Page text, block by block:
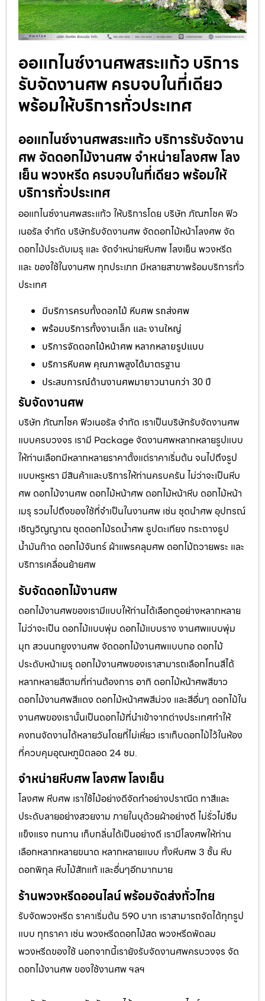
ออแกไนซ์งานศพสระแก้ว บริการ
รับจัดงานศพ ครบจบในที่เดียว
พร้อมให้บริการทั่วประเทศ
ออแกไนซ์งานศพสระแก้ว บริการรับจัดงาน
ศพ จัดดอกไม้งานศพ จำหน่ายโลงศพ โลง
เย็น พวงหรีด ครบจบในที่เดียว พร้อมให้
บริการทั่วประเทศ
ออแกไนซ์งานศพสระแก้ว ให้บริการโดย บริษัท ภัณฑโชค ฟิว
เนอรัล จำกัด บริษัทรับจัดงานศพ จัดดอกไม้หน้าโลงศพ จัด
ดอกไม้ประดับเมรุ และ จัดจำหน่ายหีบศพ โลงเย็น พวงหรีด
และ ของใช้ในงานศพ ทุกประเภท มีหลายสาขาพร้อมบริการทั่ว
ประเทศ
มีบริการครบทั้งดอกไม้ หีบศพ รถส่งศพ
พร้อมบริการทั้งงานเล็ก และ งานใหญ่
บริการจัดดอกไม้หน้าศพ หลากหลายรูปแบบ
บริการหีบศพ คุณภาพสูงได้มาตรฐาน
ประสบการณ์ด้านงานศพมายาวนานกว่า 30 ปี
รับจัดงานศพ
บริษัท ภัณฑโชค ฟิวเนอรัล จำกัด เราเป็นบริษัทรับจัดงานศพ
แบบครบวงจร เรามี Package จัดงานศพหลากหลายรูปแบบ
ให้ท่านเลือกมีหลากหลายราคาตั้งแต่ราคาเริ่มต้น จนไปถึงรูป
แบบหรูหรา มีสินค้าและบริการให้ท่านครบครัน ไม่ว่าจะเป็นหีบ
ศพ ดอกไม้งานศพ ดอกไม้หน้าศพ ดอกไม้หน้าหีบ ดอกไม้หน้า
เมรุ รวมไปถึงของใช้ที่จำเป็นในงานศพ เช่น ชุดนำศพ อุปกรณ์
เชิญวิญญาณ ชุดดอกไม้รดน้ำศพ ธูปตะเกียง กระถางธูป
น้ำมันก๊าด ดอกไม้จันทร์ ผ้าแพรคลุมศพ ดอกไม้ถวายพระ และ
บริการเคลื่อนย้ายศพ
รับจัดดอกไม้งานศพ
ดอกไม้งานศพของเรามีแบบให้ท่านได้เลือกดูอย่างหลากหลาย
ไม่ว่าจะเป็น ดอกไม้แบบพุ่ม ดอกไม้แบบราง งานศพแบบพุ่ม
มุก สวนนกยูงงานศพ จัดดอกไม้งานศพแบบกอ ดอกไม้
ประดับหน้าเมรุ ดอกไม้งานศพของเราสามารถเลือกโทนสีได้
หลากหลายสีตามที่ท่านต้องการ อาทิ ดอกไม้หน้าศพสีขาว
ดอกไม้งานศพสีแดง ดอกไม้หน้าศพสีม่วง และสีอื่นๆ ดอกไม้ใน
งานศพของเรานั้นเป็นดอกไม้ที่นำเข้าจากต่างประเทศทำให้
คงทนจัดงานได้หลายวันโดยที่ไม่เหี่ยว เราเก็บดอกไม้ไว้ในห้อง
ที่ควบคุมอุณหภูมิตลอด 24 ชม.
จำหน่ายหีบศพ โลงศพ โลงเย็น
โลงศพ หีบศพ เราใช้ไม้อย่างดีจัดทำอย่างปราณีต ทาสีและ
ประดับลายอย่างสวยงาม ภายในบุด้วยผ้าอย่างดี ไม่รั่วไม่ซึม
แข็งแรง ทนทาน เก็บกลิ่นได้เป็นอย่างดี เรามีโลงศพให้ท่าน
เลือกหลากหลายขนาด หลากหลายแบบ ทั้งหีบศพ 3 ชั้น หีบ
ดอกพิกุล หีบไม้สักแท้ และอื่นๆอีกมากมาย
ร้านพวงหรีดออนไลน์ พร้อมจัดส่งทั่วไทย
รับจัดพวงหรีด ราคาเริ่มต้น 590 บาท เราสามารถจัดได้ทุกรูป
แบบ ทุกราคา เช่น พวงหรีดดอกไม้สด พวงหรีดพัดลม
พวงหรีดของใช้ นอกจากนี้เรายังรับจัดงานศพครบวงจร จัด
ดอกไม้งานศพ ของใช้งานศพ ฯลฯ